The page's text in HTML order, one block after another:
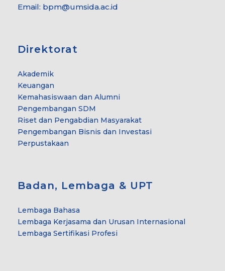
Email: bpm@umsida.ac.id
Direktorat
Akademik
Keuangan
Kemahasiswaan dan Alumni
Pengembangan SDM
Riset dan Pengabdian Masyarakat
Pengembangan Bisnis dan Investasi
Perpustakaan
Badan, Lembaga & UPT
Lembaga Bahasa
Lembaga Kerjasama dan Urusan Internasional
Lembaga Sertifikasi Profesi